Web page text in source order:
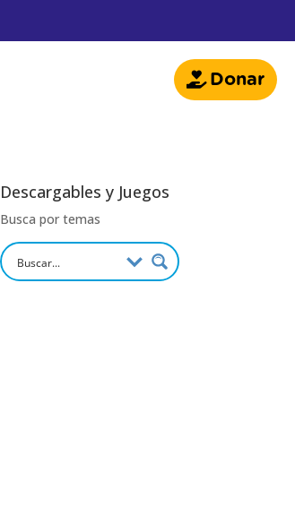
Donar
Descargables y Juegos
Busca por temas